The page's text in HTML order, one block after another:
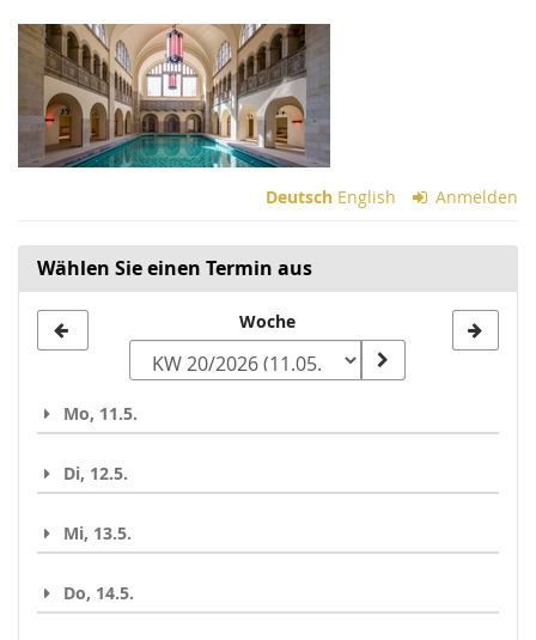
Zum
Haupt-
Inhalt
springen
Deutsch English Anmelden
Wählen Sie einen Termin aus
zur
auswählen
Woche
Mo, 11.5.
Di, 12.5.
Mi, 13.5.
Do, 14.5.